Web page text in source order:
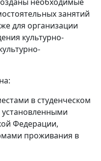
необходимые
занятий
для организации
культурно-
в студенческом
Федерации,
проживания в